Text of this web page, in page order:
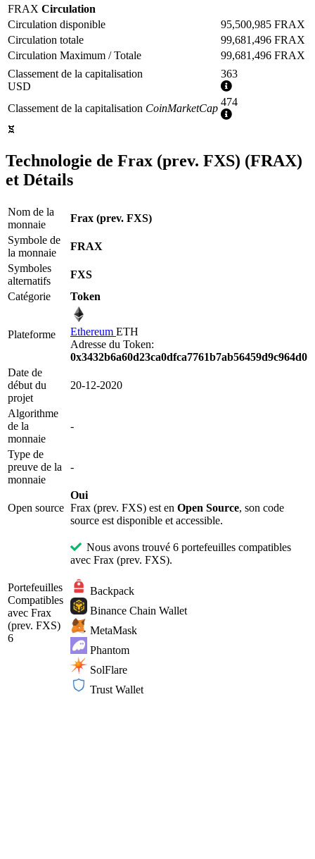
FRAX Circulation
Circulation disponible
95,500,985 FRAX
Circulation totale
99,681,496 FRAX
Circulation Maximum / Totale
99,681,496 FRAX
Classement de la capitalisation
USD
363
Plus
d'informations
Classement de la capitalisation CoinMarketCap
474
Plus
Technologie de Frax (prev. FXS) (FRAX)
et Détails
Nom de la
monnaie
Frax (prev. FXS)
Symbole de
la monnaie
FRAX
Symboles
alternatifs
FXS
Catégorie
Token
Plateforme Ethereum ETH
Adresse du Token:
0x3432b6a60d23ca0dfca7761b7ab56459d9c964d0
Date de
début du
projet
20-12-2020
Algorithme
de la
monnaie
-
Type de
preuve de la
monnaie
-
Open source
Oui
Frax (prev. FXS) est en Open Source, son code
source est disponible et accessible.
Portefeuilles
Compatibles
avec Frax
(prev. FXS)
6
Nous avons trouvé 6 portefeuilles compatibles
avec Frax (prev. FXS).
Backpack
Binance Chain Wallet
MetaMask
Phantom
SolFlare
Trust Wallet